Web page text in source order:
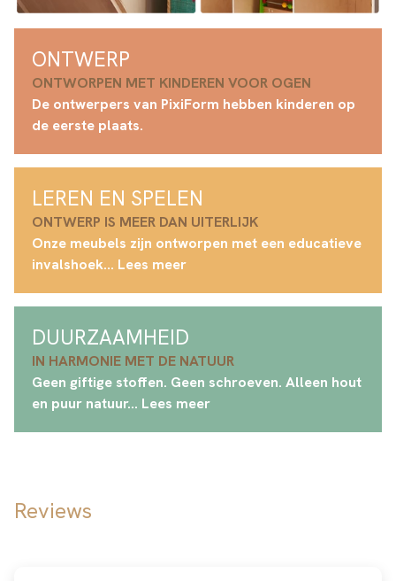
ONTWERP
ONTWORPEN MET KINDEREN VOOR OGEN
De ontwerpers van PixiForm hebben kinderen op
de eerste plaats.
LEREN EN SPELEN
ONTWERP IS MEER DAN UITERLIJK
Onze meubels zijn ontworpen met een educatieve
invalshoek... Lees meer
DUURZAAMHEID
IN HARMONIE MET DE NATUUR
Geen giftige stoffen. Geen schroeven. Alleen hout
en puur natuur... Lees meer
Reviews